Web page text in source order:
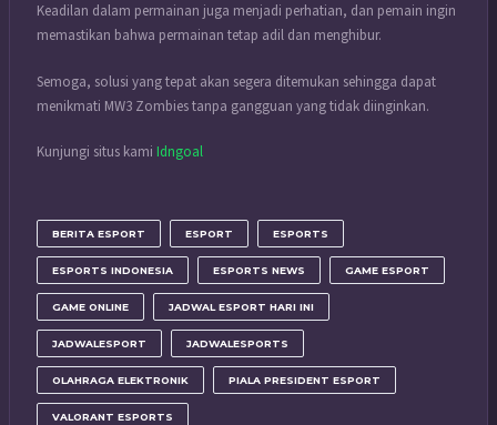
Keadilan dalam permainan juga menjadi perhatian, dan pemain ingin
memastikan bahwa permainan tetap adil dan menghibur.
Semoga, solusi yang tepat akan segera ditemukan sehingga dapat
menikmati MW3 Zombies tanpa gangguan yang tidak diinginkan.
Kunjungi situs kami Idngoal
BERITA ESPORT ESPORT ESPORTS
ESPORTS INDONESIA ESPORTS NEWS GAME ESPORT
GAME ONLINE JADWAL ESPORT HARI INI
JADWALESPORT JADWALESPORTS
OLAHRAGA ELEKTRONIK PIALA PRESIDENT ESPORT
VALORANT ESPORTS